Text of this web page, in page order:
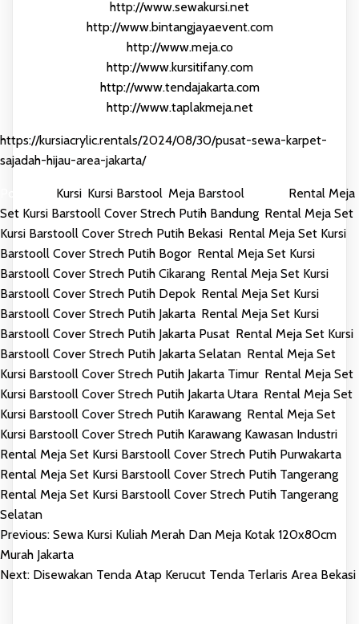
http://www.sewakursi.net
http://www.bintangjayaevent.com
http://www.meja.co
http://www.kursitifany.com
http://www.tendajakarta.com
http://www.taplakmeja.net
https://kursiacrylic.rentals/2024/08/30/pusat-sewa-karpet-
sajadah-hijau-area-jakarta/
Kursi Kursi Barstool Meja Barstool
Rental Meja
Set Kursi Barstooll Cover Strech Putih Bandung Rental Meja Set
Kursi Barstooll Cover Strech Putih Bekasi Rental Meja Set Kursi
Barstooll Cover Strech Putih Bogor Rental Meja Set Kursi
Barstooll Cover Strech Putih Cikarang Rental Meja Set Kursi
Barstooll Cover Strech Putih Depok Rental Meja Set Kursi
Barstooll Cover Strech Putih Jakarta Rental Meja Set Kursi
Barstooll Cover Strech Putih Jakarta Pusat Rental Meja Set Kursi
Barstooll Cover Strech Putih Jakarta Selatan Rental Meja Set
Kursi Barstooll Cover Strech Putih Jakarta Timur Rental Meja Set
Kursi Barstooll Cover Strech Putih Jakarta Utara Rental Meja Set
Kursi Barstooll Cover Strech Putih Karawang Rental Meja Set
Kursi Barstooll Cover Strech Putih Karawang Kawasan Industri
Rental Meja Set Kursi Barstooll Cover Strech Putih Purwakarta
Rental Meja Set Kursi Barstooll Cover Strech Putih Tangerang
Rental Meja Set Kursi Barstooll Cover Strech Putih Tangerang
Selatan
POST
NAVIGATION
Previous: Sewa Kursi Kuliah Merah Dan Meja Kotak 120x80cm
Murah Jakarta
Next: Disewakan Tenda Atap Kerucut Tenda Terlaris Area Bekasi